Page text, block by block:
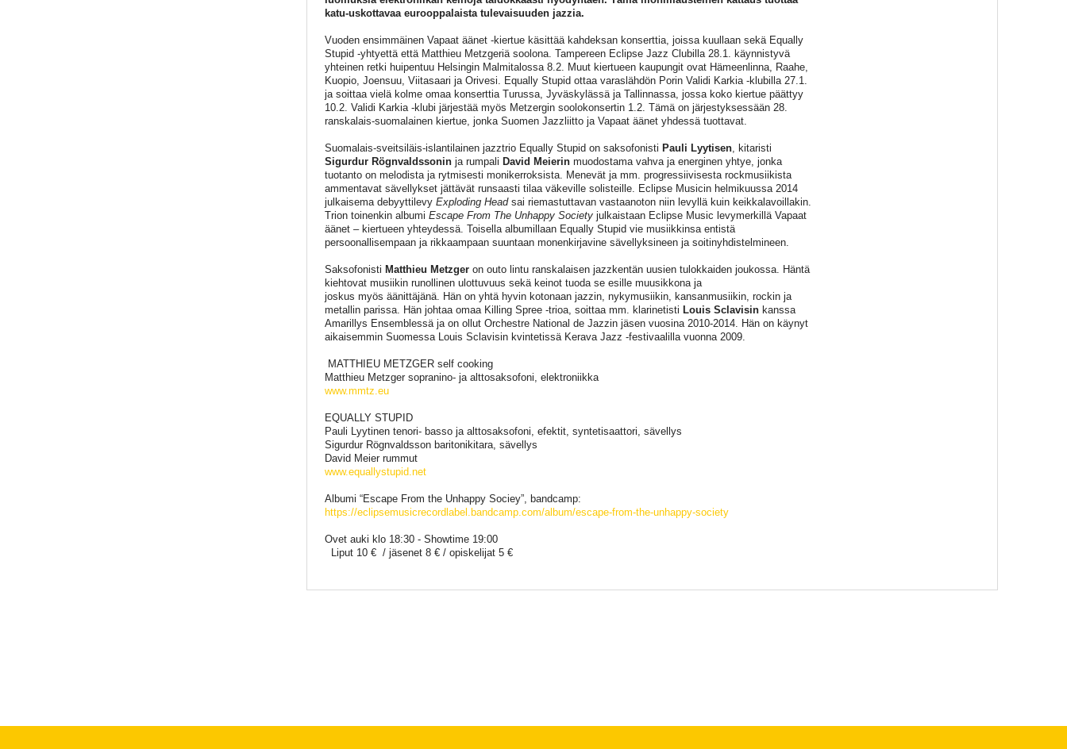
katu-uskottavaa eurooppalaista tulevaisuuden jazzia.
Vuoden ensimmäinen Vapaat äänet -kiertue käsittää kahdeksan konserttia, joissa kuullaan sekä Equally
Stupid -yhtyettä että Matthieu Metzgeriä soolona. Tampereen Eclipse Jazz Clubilla 28.1. käynnistyvä
yhteinen retki huipentuu Helsingin Malmitalossa 8.2. Muut kiertueen kaupungit ovat Hämeenlinna, Raahe,
Kuopio, Joensuu, Viitasaari ja Orivesi. Equally Stupid ottaa varaslähdön Porin Validi Karkia -klubilla 27.1.
ja soittaa vielä kolme omaa konserttia Turussa, Jyväskylässä ja Tallinnassa, jossa koko kiertue päättyy
10.2. Validi Karkia -klubi järjestää myös Metzergin soolokonsertin 1.2. Tämä on järjestyksessään 28.
ranskalais-suomalainen kiertue, jonka Suomen Jazzliitto ja Vapaat äänet yhdessä tuottavat.
Suomalais-sveitsiläis-islantilainen jazztrio Equally Stupid on saksofonisti Pauli Lyytisen, kitaristi
Sigurdur Rögnvaldssoninja rumpali David Meierinmuodostama vahva ja energinen yhtye, jonka
tuotanto on melodista ja rytmisesti monikerroksista. Menevät ja mm. progressiivisesta rockmusiikista
ammentavat sävellykset jättävät runsaasti tilaa väkeville solisteille. Eclipse Musicin helmikuussa 2014
julkaisema debyyttilevy Exploding Headsai riemastuttavan vastaanoton niin levyllä kuin keikkalavoillakin.
Trion toinenkin albumi Escape From The Unhappy Societyjulkaistaan Eclipse Music levymerkillä Vapaat
äänet – kiertueen yhteydessä. Toisella albumillaan Equally Stupid vie musiikkinsa entistä
persoonallisempaan ja rikkaampaan suuntaan monenkirjavine sävellyksineen ja soitinyhdistelmineen.
Saksofonisti Matthieu Metzgeron outo lintu ranskalaisen jazzkentän uusien tulokkaiden joukossa. Häntä
kiehtovat musiikin runollinen ulottuvuus sekä keinot tuoda se esille muusikkona ja
joskus myös äänittäjänä. Hän on yhtä hyvin kotonaan jazzin, nykymusiikin, kansanmusiikin, rockin ja
metallin parissa. Hän johtaa omaa Killing Spree -trioa, soittaa mm. klarinetisti Louis Sclavisinkanssa
Amarillys Ensemblessä ja on ollut Orchestre National de Jazzin jäsen vuosina 2010-2014. Hän on käynyt
aikaisemmin Suomessa Louis Sclavisin kvintetissä Kerava Jazz -festivaalilla vuonna 2009.
MATTHIEU METZGER self cooking
Matthieu Metzger sopranino- ja alttosaksofoni, elektroniikka
www.mmtz.eu
EQUALLY STUPID
Pauli Lyytinen tenori- basso ja alttosaksofoni, efektit, syntetisaattori, sävellys
Sigurdur Rögnvaldsson baritonikitara, sävellys
David Meier rummut
www.equallystupid.net
Albumi “Escape From the Unhappy Sociey”, bandcamp:
https://eclipsemusicrecordlabel.bandcamp.com/album/escape-from-the-unhappy-society
Ovet auki klo 18:30 - Showtime 19:00
Liput 10 € / jäsenet 8 € / opiskelijat 5 €